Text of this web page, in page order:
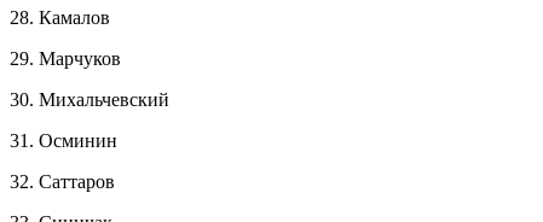
28. Камалов
29. Марчуков
30. Михальчевский
31. Осминин
32. Саттаров